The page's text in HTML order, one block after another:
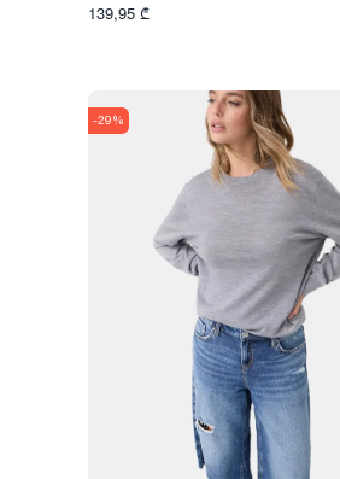
139,95 ₾
-29%